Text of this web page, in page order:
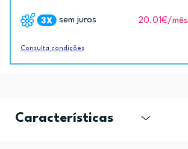
sem juros 20.01€/mês
Consulta condições
Características